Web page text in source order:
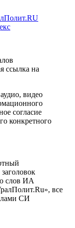
ссылка на
видео
согласие
конкретного
слов ИА
все
СИ